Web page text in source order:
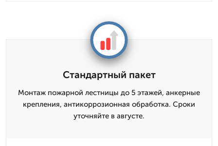
Стандартный пакет
Монтаж пожарной лестницы до 5 этажей, анкерные
крепления, антикоррозионная обработка. Сроки
уточняйте в августе.